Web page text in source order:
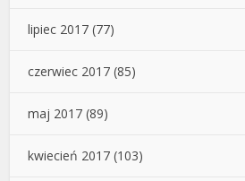
lipiec 2017 (77)
czerwiec 2017 (85)
maj 2017 (89)
kwiecień 2017 (103)